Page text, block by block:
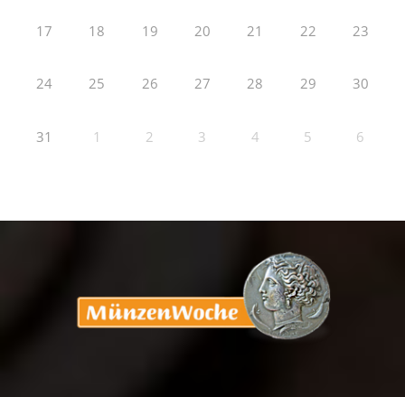
17 18 19 20 21 22 23
24 25 26 27 28 29 30
31 1 2 3 4 5 6